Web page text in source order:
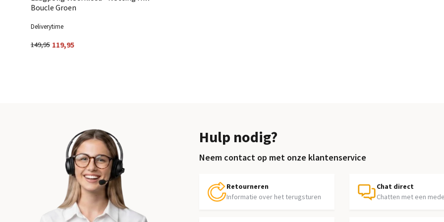
Boucle Groen
Deliverytime
149,95 119,95
Hulp nodig?
Neem contact op met onze klantenservice
Retourneren
Informatie over het terugsturen
Chat direct
Chatten met een